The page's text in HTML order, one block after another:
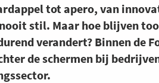
tot apero, van
stil. Maar hoe blijven
verandert? Binnen de
de schermen bij